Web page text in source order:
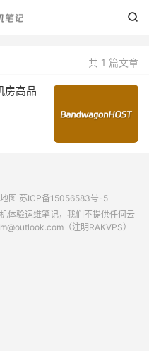

共 1 篇文章
房高品
图 苏ICP备15056583号-5
体验运维笔记，我们不提供任何云
（注明RAKVPS）